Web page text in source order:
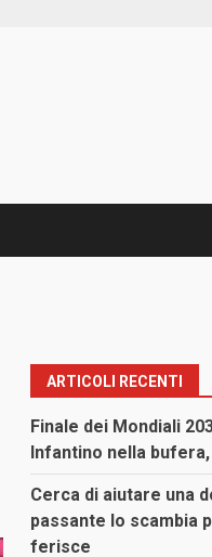
ARTICOLI RECENTI
Finale dei Mondiali
Infantino nella
Cerca di aiutare una
passante lo scambia
ferisce